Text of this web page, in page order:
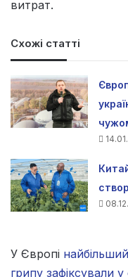
витрат.
Схожі статті
У Європі
грипу зафіксували у